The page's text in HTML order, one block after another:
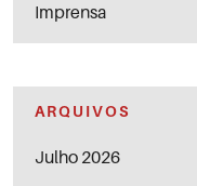
Imprensa
ARQUIVOS
Julho 2026